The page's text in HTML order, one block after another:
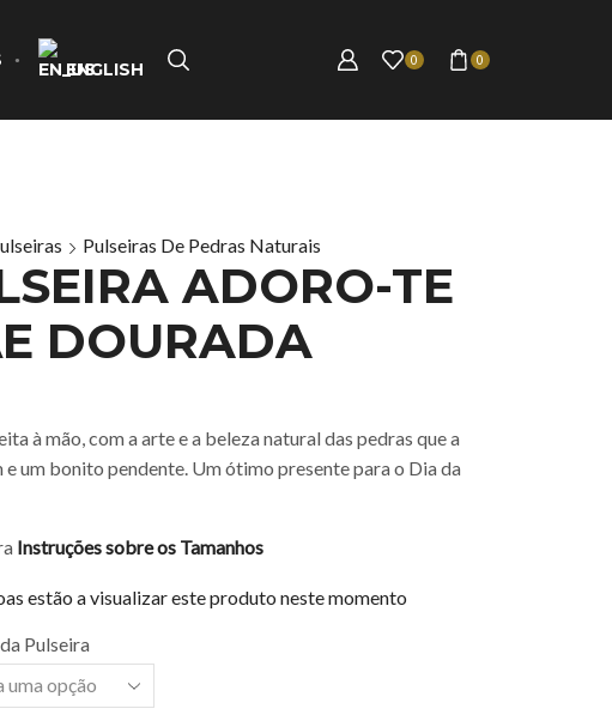
ENGLISH 0 0
Pulseiras De Pedras Naturais
ADORO-TE
DOURADA
à mão, com a arte e a beleza natural das pedras que a
e um bonito pendente. Um ótimo presente para o Dia da
Instruções sobre os Tamanhos
estão a visualizar este produto neste momento
Pulseira